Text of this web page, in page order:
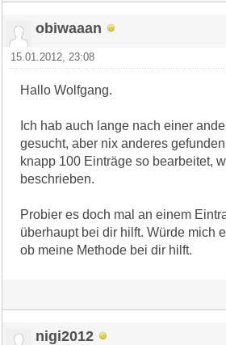
obiwaaan
15.01.2012, 23:08
Hallo Wolfgang.
Ich hab auch lange nach einer
gesucht, aber nix anderes
knapp 100 Einträge so bearbeitet,
beschrieben.
Probier es doch mal an einem
überhaupt bei dir hilft. Würde mich
ob meine Methode bei dir hilft.
nigi2012